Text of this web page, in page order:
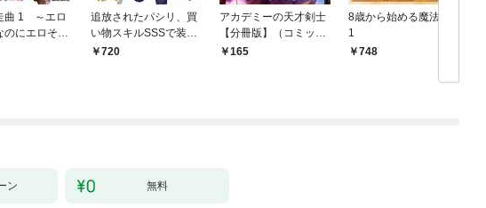
曲 1 ～エロ
のにエロそっ
ひたすら最強
追放されたパシリ、買
い物スキルSSSで装備
無双 ～買ったモノを
720
アカデミーの天才剣士
【分冊版】（コミッ
ク） １話【フルカラ
165
8歳から始める魔法学
1
748
ン 無料